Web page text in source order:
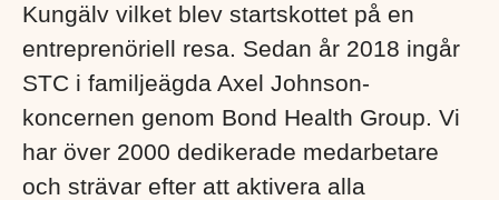
Kungälv vilket blev startskottet på en
entreprenöriell resa. Sedan år 2018 ingår
STC i familjeägda Axel Johnson-
koncernen genom Bond Health Group. Vi
har över 2000 dedikerade medarbetare
och strävar efter att aktivera alla